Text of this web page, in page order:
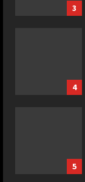
3
4
5